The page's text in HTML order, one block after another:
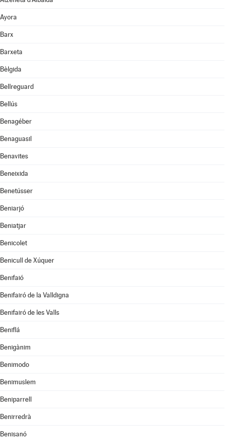
Ayora
Barx
Barxeta
Bèlgida
Bellreguard
Bellús
Benagéber
Benaguasil
Benavites
Beneixida
Benetússer
Beniarjó
Beniatjar
Benicolet
Benicull de Xúquer
Benifaió
Benifairó de la Valldigna
Benifairó de les Valls
Beniflá
Benigànim
Benimodo
Benimuslem
Beniparrell
Benirredrà
Benisanó